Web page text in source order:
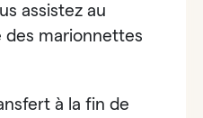
assistez au
des marionnettes
à la fin de